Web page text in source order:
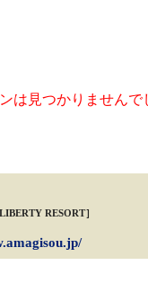
は見つかりません
RESORT］